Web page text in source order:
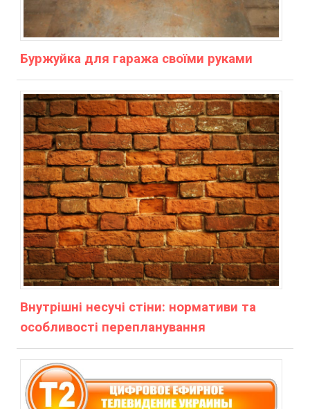
Буржуйка для гаража своїми руками
Внутрішні несучі стіни: нормативи та
особливості перепланування